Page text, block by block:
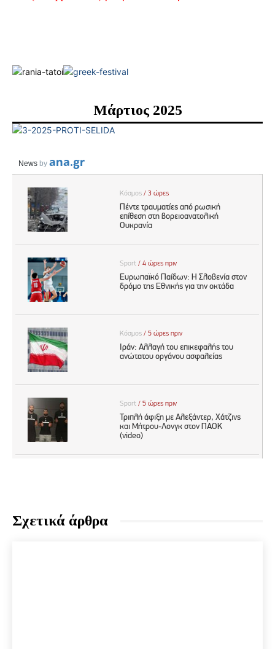
Μάρτιος 2025
Σχετικά άρθρα